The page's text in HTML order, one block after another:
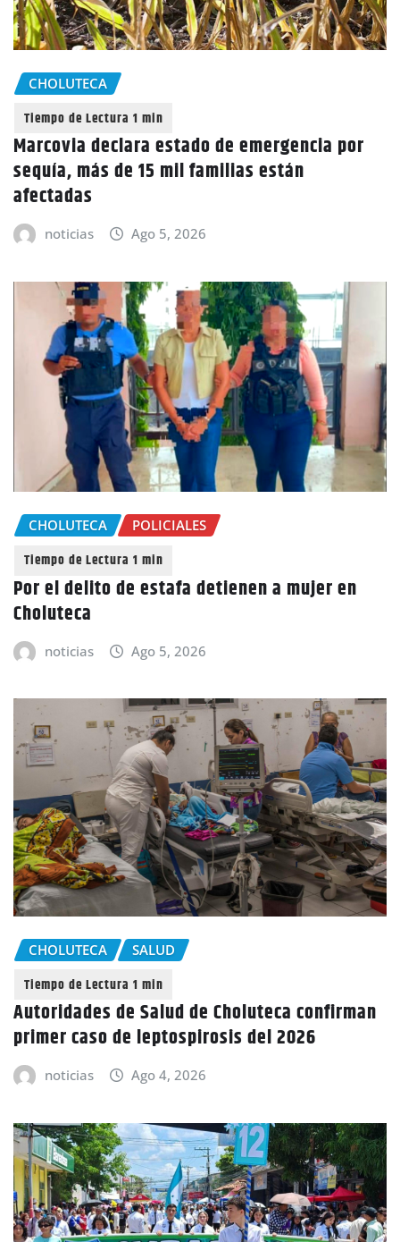
CHOLUTECA
Marcovia declara estado de emergencia por
sequía, más de 15 mil familias están
afectadas
noticias Ago 5, 2026
CHOLUTECA POLICIALES
Por el delito de estafa detienen a mujer en
Choluteca
noticias Ago 5, 2026
CHOLUTECA SALUD
Autoridades de Salud de Choluteca confirman
primer caso de leptospirosis del 2026
noticias Ago 4, 2026